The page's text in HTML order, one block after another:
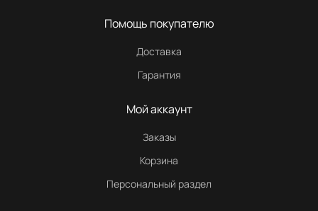
Помощь покупателю
Доставка
Гарантия
Мой аккаунт
Заказы
Корзина
Персональный раздел